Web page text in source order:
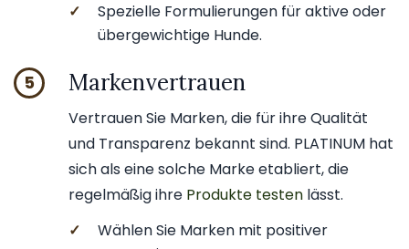
✓
Spezielle Formulierungen für aktive oder
übergewichtige Hunde.
5 Markenvertrauen
Vertrauen Sie Marken, die für ihre Qualität
und Transparenz bekannt sind. PLATINUM hat
sich als eine solche Marke etabliert, die
regelmäßig ihre Produkte testen lässt.
✓
Wählen Sie Marken mit positiver